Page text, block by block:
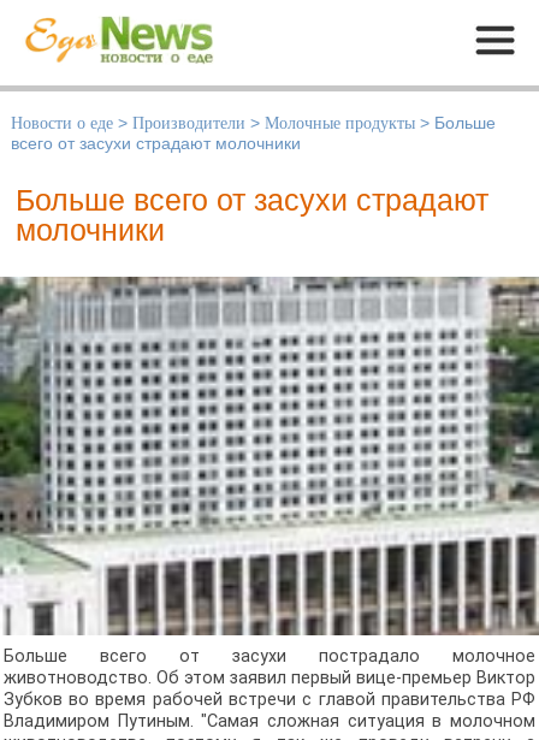
Меню
Новости о еде > Производители > Молочные продукты > Больше
всего от засухи страдают молочники
Больше всего от засухи страдают
молочники
Больше всего от засухи пострадало молочное
животноводство. Об этом заявил первый вице-премьер Виктор
Зубков во время рабочей встречи с главой правительства РФ
Владимиром Путиным. "Самая сложная ситуация в молочном